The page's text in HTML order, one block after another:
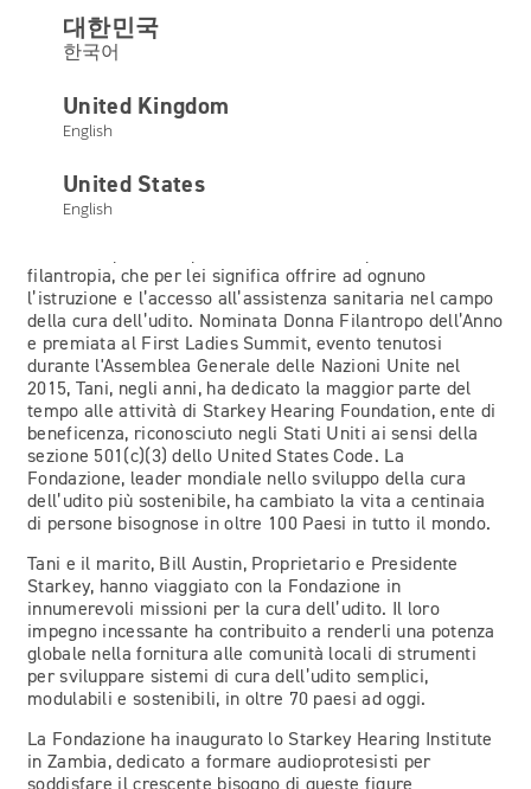
대한민국
한국어
United Kingdom
English
United States
English
Tani Austin, Vice Presidente Starkey, possiede oltre 35
anni di esperienza nel settore audioprotesico. Ha gestito
prestato servizio come esaminatrice di praticantato del
Dipartimento di Salute Pubblica dell’Illinois per le
concessioni delle licenze ai distributori di apparecchi
Society e membro del National Board of Certification in
Hearing Sciences.
filantropia, che per lei significa offrire ad ognuno
l’istruzione e l’accesso all’assistenza sanitaria nel campo
della cura dell’udito. Nominata Donna Filantropo dell’Anno
e premiata al First Ladies Summit, evento tenutosi
durante l'Assemblea Generale delle Nazioni Unite nel
2015, Tani, negli anni, ha dedicato la maggior parte del
tempo alle attività di Starkey Hearing Foundation, ente di
beneficenza, riconosciuto negli Stati Uniti ai sensi della
sezione 501(c)(3) dello United States Code. La
Fondazione, leader mondiale nello sviluppo della cura
dell’udito più sostenibile, ha cambiato la vita a centinaia
di persone bisognose in oltre 100 Paesi in tutto il mondo.
Tani e il marito, Bill Austin, Proprietario e Presidente
Starkey, hanno viaggiato con la Fondazione in
innumerevoli missioni per la cura dell’udito. Il loro
impegno incessante ha contribuito a renderli una potenza
globale nella fornitura alle comunità locali di strumenti
per sviluppare sistemi di cura dell’udito semplici,
modulabili e sostenibili, in oltre 70 paesi ad oggi.
La Fondazione ha inaugurato lo Starkey Hearing Institute
in Zambia, dedicato a formare audioprotesisti per
soddisfare il crescente bisogno di queste figure